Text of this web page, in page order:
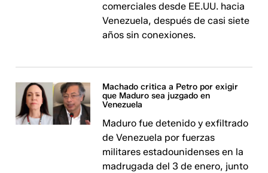
comerciales desde EE.UU. hacia
Venezuela, después de casi siete
años sin conexiones.
Machado critica a Petro por exigir
que Maduro sea juzgado en
Venezuela
Maduro fue detenido y exfiltrado
de Venezuela por fuerzas
militares estadounidenses en la
madrugada del 3 de enero, junto